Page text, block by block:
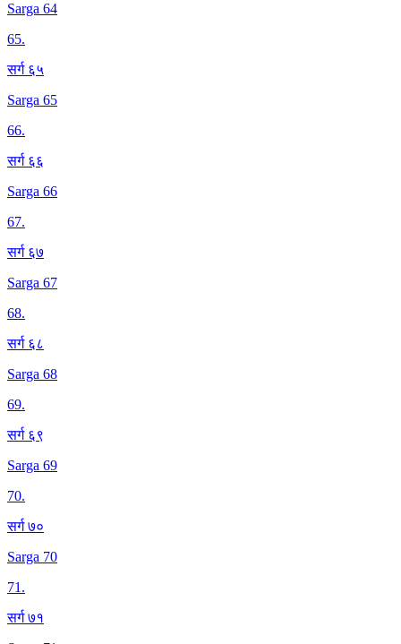
Sarga 64
65.
सर्ग ६५
Sarga 65
66.
सर्ग ६६
Sarga 66
67.
सर्ग ६७
Sarga 67
68.
सर्ग ६८
Sarga 68
69.
सर्ग ६९
Sarga 69
70.
सर्ग ७०
Sarga 70
71.
सर्ग ७१